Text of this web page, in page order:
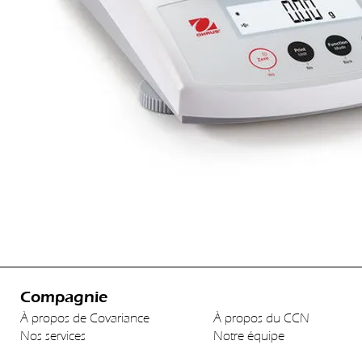
Compagnie
À propos de Covariance
Nos services
À propos du CCN
Notre équipe